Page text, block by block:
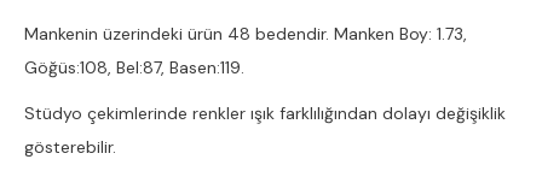
Mankenin üzerindeki ürün 48 bedendir. Manken Boy: 1.73,
Göğüs:108, Bel:87, Basen:119.
Stüdyo çekimlerinde renkler ışık farklılığından dolayı değişiklik
gösterebilir.